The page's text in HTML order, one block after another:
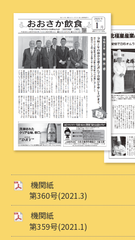
機関紙
第360号(2021.3)
機関紙
第359号(2021.1)